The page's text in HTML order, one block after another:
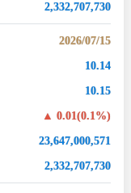
2,332,707,730
2026/07/15
10.14
10.15
0.01(0.1%)
23,647,000,571
2,332,707,730